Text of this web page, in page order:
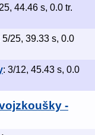
44.46 s, 0.0 tr.
5/25, 39.33 s, 0.0
: 3/12, 45.43 s, 0.0
-